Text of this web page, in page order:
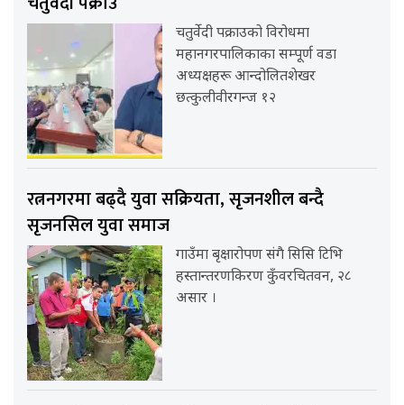
चतुर्वेदी पक्राउको विरोधमा
महानगरपालिकाका सम्पूर्ण वडा
अध्यक्षहरू आन्दोलितशेखर
छत्कुलीवीरगन्ज १२
रत्ननगरमा बढ्दै युवा सक्रियता, सृजनशील बन्दै
सृजनसिल युवा समाज
गाउँमा बृक्षारोपण संगै सिसि टिभि
हस्तान्तरणकिरण कुँवरचितवन, २८
असार ।